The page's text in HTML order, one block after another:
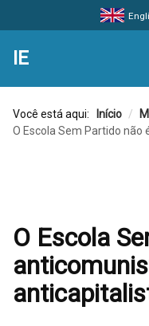
IE
Você está aqui: Início /
O Escola Sem Partido
O Escola